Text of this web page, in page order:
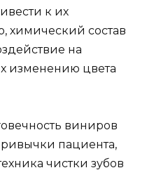
к их
химический состав
на
изменению цвета
виниров
пациента,
чистки зубов